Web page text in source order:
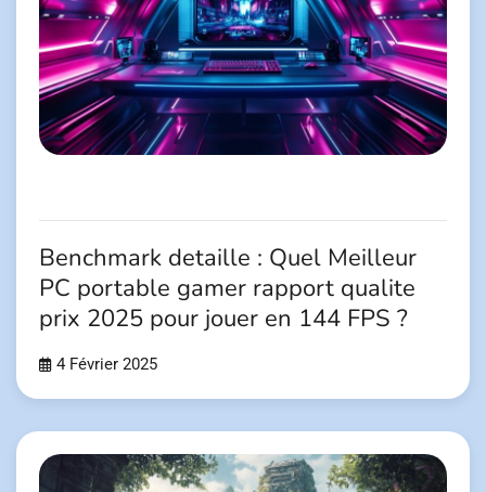
Benchmark detaille : Quel Meilleur
PC portable gamer rapport qualite
prix 2025 pour jouer en 144 FPS ?
4 Février 2025